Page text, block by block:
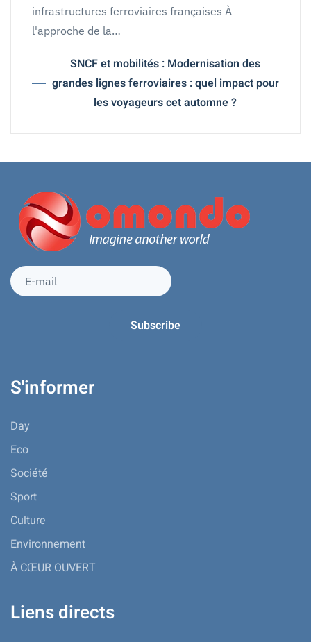
infrastructures ferroviaires françaises À
l'approche de la…
SNCF et mobilités : Modernisation des
grandes lignes ferroviaires : quel impact pour
les voyageurs cet automne ?
S'informer
Day
Eco
Société
Sport
Culture
Environnement
À CŒUR OUVERT
Liens directs